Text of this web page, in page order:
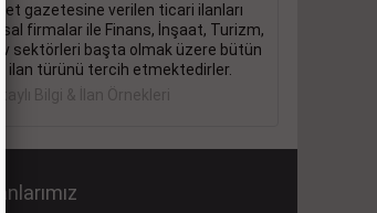
gazetesine verilen ticari ilanları
firmalar ile Finans, İnşaat, Turizm,
sektörleri başta olmak üzere bütün
ilan türünü tercih etmektedirler.
Bilgi & İlan Örnekleri